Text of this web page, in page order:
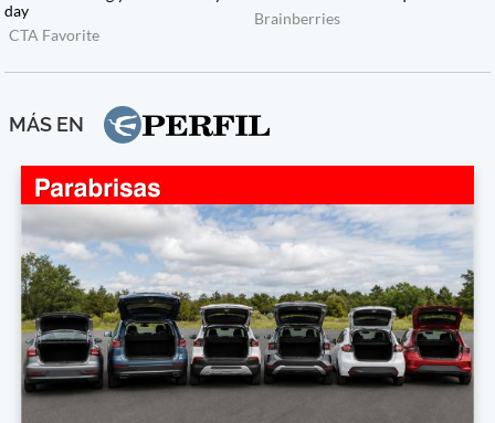
MÁS EN